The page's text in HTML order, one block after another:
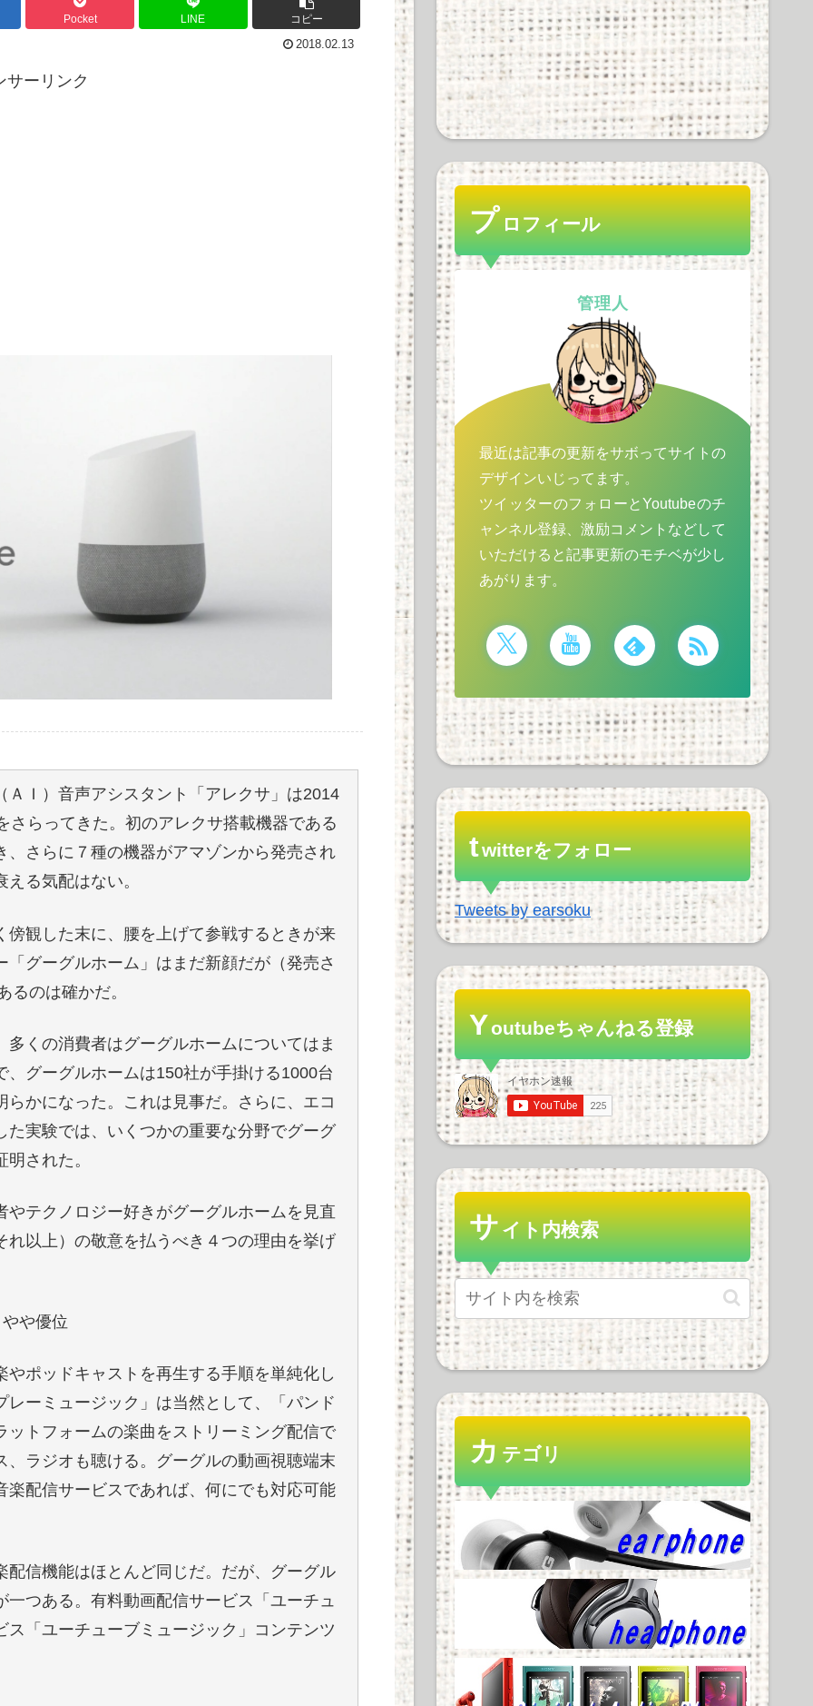
で違う奴はもしかし
て・・・
ヘッドホンに拘るヤツの
ゼンハイザー率ｗｗｗｗ
ｗｗｗｗｗ
32 views
ってると差し込む部分が
奴いない？
30 views
Pocket LINE コピー
2018.02.13
サーリンク
Ｉ）音声アシスタント「アレクサ」は2014
らってきた。初のアレクサ搭載機器である
さらに７種の機器がアマゾンから発売され
る気配はない。
観した末に、腰を上げて参戦するときが来
グーグルホーム」はまだ新顔だが（発売さ
るのは確かだ。
くの消費者はグーグルホームについてはま
グーグルホームは150社が手掛ける1000台
かになった。これは見事だ。さらに、エコ
実験では、いくつかの重要な分野でグーグ
された。
テクノロジー好きがグーグルホームを見直
以上）の敬意を払うべき４つの理由を挙げ
や優位
ポッドキャストを再生する手順を単純化し
ーミュージック」は当然として、「パンド
トフォームの楽曲をストリーミング配信で
ラジオも聴ける。グーグルの動画視聴端末
配信サービスであれば、何にでも対応可能
信機能はほとんど同じだ。だが、グーグル
つある。有料動画配信サービス「ユーチュ
「ユーチューブミュージック」コンテンツ
プロフィール
管理人
最近は記事の更新をサボってサイトの
デザインいじってます。
ツイッターのフォローとYoutubeのチ
ャンネル登録、激励コメントなどして
いただけると記事更新のモチベが少し
あがります。
twitterをフォロー
Tweets by earsoku
Youtubeちゃんねる登録
サイト内検索
カテゴリ